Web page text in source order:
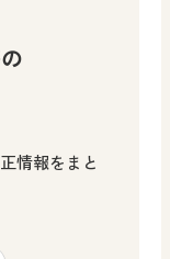
情報をまと